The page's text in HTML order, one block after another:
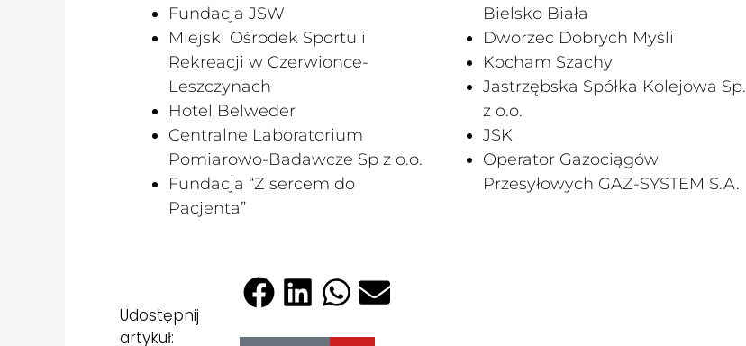
Fundacja JSW
Miejski Ośrodek Sportu i
Rekreacji w Czerwionce-
Leszczynach
Hotel Belweder
Centralne Laboratorium
Pomiarowo-Badawcze Sp z o.o.
Fundacja “Z sercem do
Pacjenta”
Bielsko Biała
Dworzec Dobrych Myśli
Kocham Szachy
Jastrzębska Spółka Kolejowa Sp.
z o.o.
JSK
Operator Gazociągów
Przesyłowych GAZ-SYSTEM S.A.
Udostępnij
artykuł: